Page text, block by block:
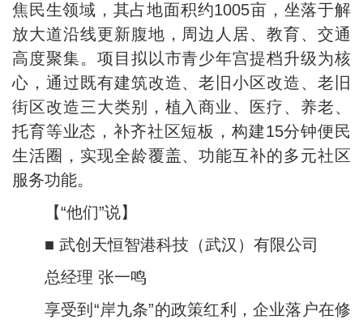
焦民生领域，其占地面积约1005亩，坐落于解
放大道沿线更新腹地，周边人居、教育、交通
高度聚集。项目拟以市青少年宫提档升级为核
心，通过既有建筑改造、老旧小区改造、老旧
街区改造三大类别，植入商业、医疗、养老、
托育等业态，补齐社区短板，构建15分钟便民
生活圈，实现全龄覆盖、功能互补的多元社区
服务功能。
【“他们”说】
■ 武创天恒智港科技（武汉）有限公司
总经理 张一鸣
享受到“岸九条”的政策红利，企业落户在修